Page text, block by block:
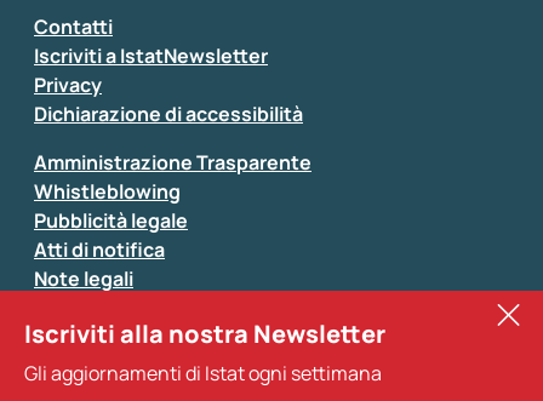
Inserisci il tuo commento
Si prega di non fornire dati di natura personale (ad
Contatti
Iscriviti a IstatNewsletter
Privacy
Dichiarazione di accessibilità
Amministrazione Trasparente
Whistleblowing
Pubblicità legale
Atti di notifica
Note legali
Sistan
Altri servizi
Iscriviti alla nostra Newsletter
Gli aggiornamenti di Istat ogni settimana